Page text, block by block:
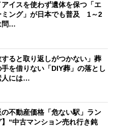
アイスを使わず遺体を保つ「エ
ミング」が日本でも普及 1～2
問…
すると取り返しがつかない」葬
を借りない「DIY葬」の落とし
には…
の不動産価格「危ない駅」ラン
】“中古マンション売れ行き鈍